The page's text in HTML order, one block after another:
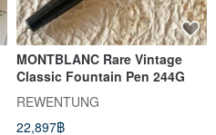
MONTBLANC Rare Vintage
Classic Fountain Pen 244G
REWENTUNG
22,897฿